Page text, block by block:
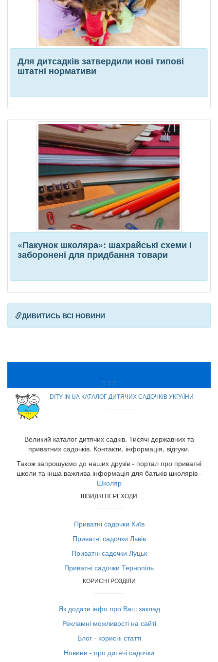
Для дитсадків затвердили нові типові
штатні нормативи
«Пакунок школяра»: шахрайські схеми і
заборонені для придбання товари
ДИВИТИСЬ ВСІ НОВИНИ
DITY IN UA КАТАЛОГ ДИТЯЧИХ САДОЧКІВ УКРАЇНИ
Великий каталог дитячих садків. Тисячі державних та
приватних садочків. Контакти, інформація, відгуки.
Також запрошуємо до наших друзів - портал про приватні
школи та інша важлива інформація для батьків школярів -
Школяр
ШВИДКІ ПЕРЕХОДИ
Приватні садочки Київ
Приватні садочки Львів
Приватні садочки Луцьк
Приватні садочки Тернопіль
КОРИСНІ РОЗДІЛИ
Як додати інфо про Ваш заклад
Рекламні можливості на сайті
Блог - корисні статті
Новини - про дитячі садочки